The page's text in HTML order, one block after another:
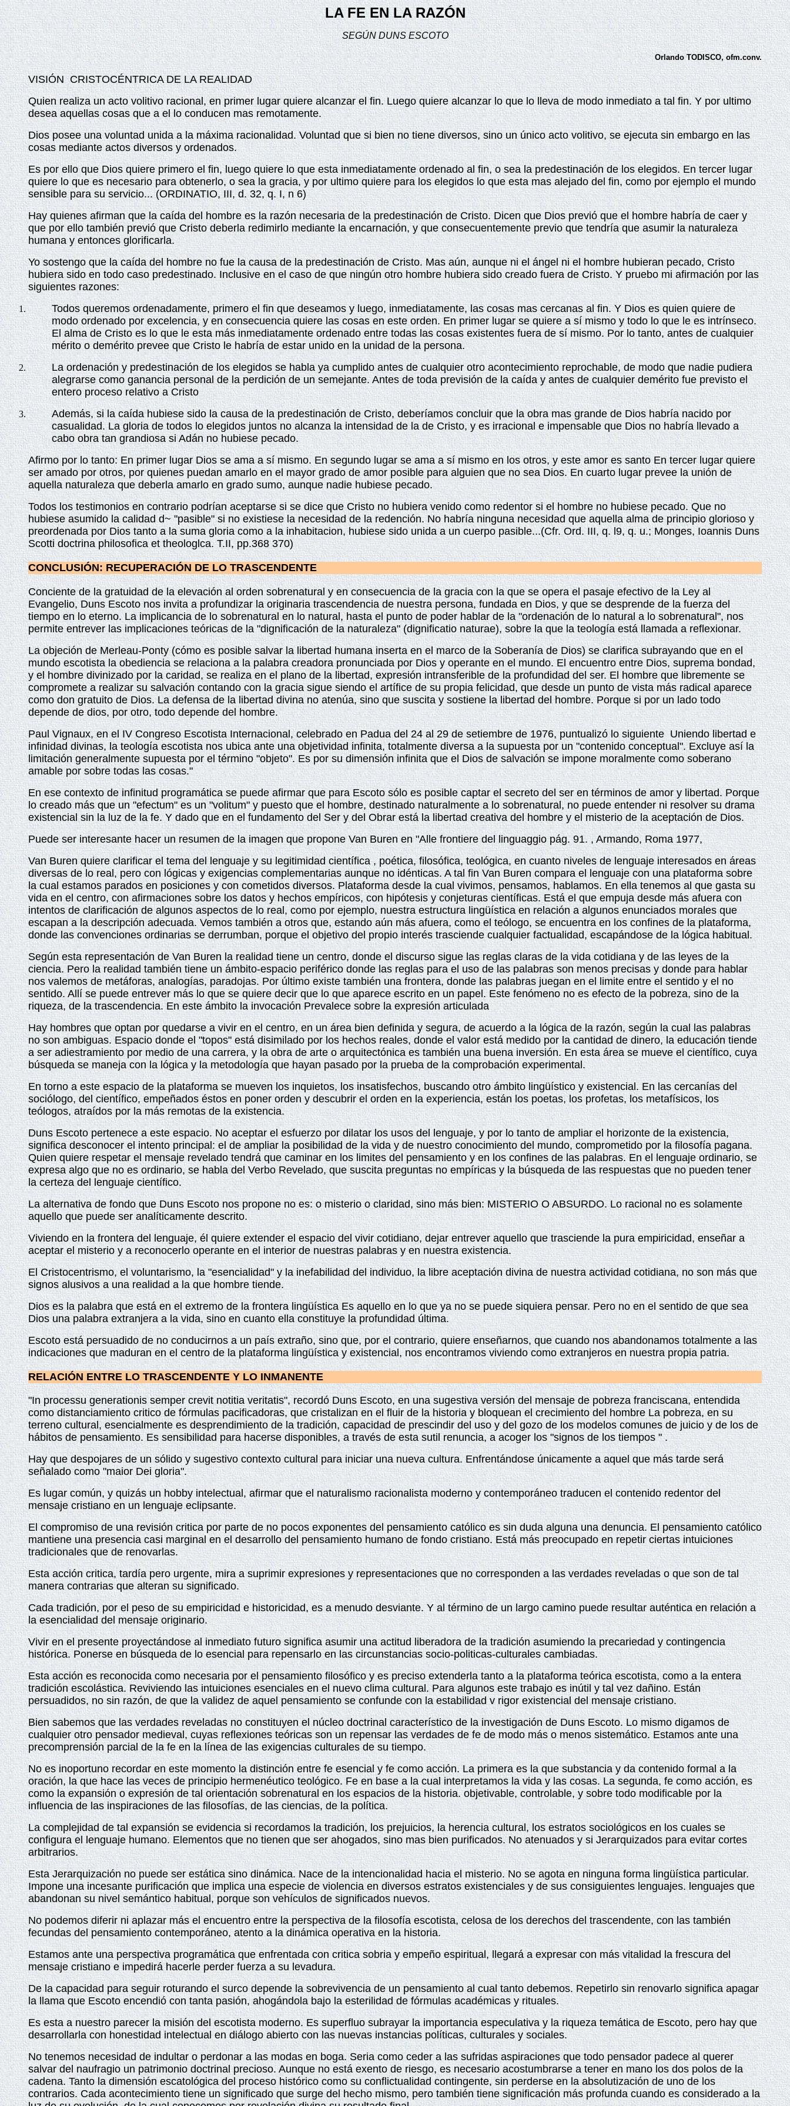
LA FE EN LA RAZÓN
SEGÚN DUNS ESCOTO
Orlando TODISCO, ofm.conv.
VISIÓN CRISTOCÉNTRICA DE LA REALIDAD
Quien realiza un acto volitivo racional, en primer lugar quiere alcanzar el fin. Luego quiere alcanzar lo que lo lleva de modo inmediato a tal fin. Y por ultimo
desea aquellas cosas que a el lo conducen mas remotamente.
Dios posee una voluntad unida a la máxima racionalidad. Voluntad que si bien no tiene diversos, sino un único acto volitivo, se ejecuta sin embargo en las
cosas mediante actos diversos y ordenados.
Es por ello que Dios quiere primero el fin, luego quiere lo que esta inmediatamente ordenado al fin, o sea la predestinación de los elegidos. En tercer lugar
quiere lo que es necesario para obtenerlo, o sea la gracia, y por ultimo quiere para los elegidos lo que esta mas alejado del fin, como por ejemplo el mundo
sensible para su servicio... (ORDINATIO, III, d. 32, q. I, n 6)
Hay quienes afirman que la caída del hombre es la razón necesaria de la predestinación de Cristo. Dicen que Dios previó que el hombre habría de caer y
que por ello también previó que Cristo deberla redimirlo mediante la encarnación, y que consecuentemente previo que tendría que asumir la naturaleza
humana y entonces glorificarla.
Yo sostengo que la caída del hombre no fue la causa de la predestinación de Cristo. Mas aún, aunque ni el ángel ni el hombre hubieran pecado, Cristo
hubiera sido en todo caso predestinado. Inclusive en el caso de que ningún otro hombre hubiera sido creado fuera de Cristo. Y pruebo mi afirmación por las
siguientes razones:
Todos queremos ordenadamente, primero el fin que deseamos y luego, inmediatamente, las cosas mas cercanas al fin. Y Dios es quien quiere de
modo ordenado por excelencia, y en consecuencia quiere las cosas en este orden. En primer lugar se quiere a sí mismo y todo lo que le es intrínseco.
El alma de Cristo es lo que le esta más inmediatamente ordenado entre todas las cosas existentes fuera de sí mismo. Por lo tanto, antes de cualquier
mérito o demérito prevee que Cristo le habría de estar unido en la unidad de la persona.
La ordenación y predestinación de los elegidos se habla ya cumplido antes de cualquier otro acontecimiento reprochable, de modo que nadie pudiera
alegrarse como ganancia personal de la perdición de un semejante. Antes de toda previsión de la caída y antes de cualquier demérito fue previsto el
entero proceso relativo a Cristo
Además, si la caída hubiese sido la causa de la predestinación de Cristo, deberíamos concluir que la obra mas grande de Dios habría nacido por
casualidad. La gloria de todos lo elegidos juntos no alcanza la intensidad de la de Cristo, y es irracional e impensable que Dios no habría llevado a
cabo obra tan grandiosa si Adán no hubiese pecado.
Afirmo por lo tanto: En primer lugar Dios se ama a sí mismo. En segundo lugar se ama a sí mismo en los otros, y este amor es santo En tercer lugar quiere
ser amado por otros, por quienes puedan amarlo en el mayor grado de amor posible para alguien que no sea Dios. En cuarto lugar prevee la unión de
aquella naturaleza que deberla amarlo en grado sumo, aunque nadie hubiese pecado.
Todos los testimonios en contrario podrían aceptarse si se dice que Cristo no hubiera venido como redentor si el hombre no hubiese pecado. Que no
hubiese asumido la calidad d~ "pasible" si no existiese la necesidad de la redención. No habría ninguna necesidad que aquella alma de principio glorioso y
preordenada por Dios tanto a la suma gloria como a la inhabitacion, hubiese sido unida a un cuerpo pasible...(Cfr. Ord. III, q. l9, q. u.; Monges, Ioannis Duns
Scotti doctrina philosofica et theologlca. T.II, pp.368 370)
CONCLUSIÓN: RECUPERACIÓN DE LO TRASCENDENTE
Conciente de la gratuidad de la elevación al orden sobrenatural y en consecuencia de la gracia con la que se opera el pasaje efectivo de la Ley al
Evangelio, Duns Escoto nos invita a profundizar la originaria trascendencia de nuestra persona, fundada en Dios, y que se desprende de la fuerza del
tiempo en lo eterno. La implicancia de lo sobrenatural en lo natural, hasta el punto de poder hablar de la "ordenación de lo natural a lo sobrenatural", nos
permite entrever las implicaciones teóricas de la "dignificación de la naturaleza" (dignificatio naturae), sobre la que la teología está llamada a reflexionar.
La objeción de Merleau‑Ponty (cómo es posible salvar la libertad humana inserta en el marco de la Soberanía de Dios) se clarifica subrayando que en el
mundo escotista la obediencia se relaciona a la palabra creadora pronunciada por Dios y operante en el mundo. El encuentro entre Dios, suprema bondad,
y el hombre divinizado por la caridad, se realiza en el plano de la libertad, expresión intransferible de la profundidad del ser. El hombre que libremente se
compromete a realizar su salvación contando con la gracia sigue siendo el artífice de su propia felicidad, que desde un punto de vista más radical aparece
como don gratuito de Dios. La defensa de la libertad divina no atenúa, sino que suscita y sostiene la libertad del hombre. Porque si por un lado todo
depende de dios, por otro, todo depende del hombre.
Paul Vignaux, en el IV Congreso Escotista Internacional, celebrado en Padua del 24 al 29 de setiembre de 1976, puntualizó lo siguiente Uniendo libertad e
infinidad divinas, la teología escotista nos ubica ante una objetividad infinita, totalmente diversa a la supuesta por un "contenido conceptual". Excluye así la
limitación generalmente supuesta por el término "objeto". Es por su dimensión infinita que el Dios de salvación se impone moralmente como soberano
amable por sobre todas las cosas."
En ese contexto de infinitud programática se puede afirmar que para Escoto sólo es posible captar el secreto del ser en términos de amor y libertad. Porque
lo creado más que un "efectum" es un "volitum" y puesto que el hombre, destinado naturalmente a lo sobrenatural, no puede entender ni resolver su drama
existencial sin la luz de la fe. Y dado que en el fundamento del Ser y del Obrar está la libertad creativa del hombre y el misterio de la aceptación de Dios.
Puede ser interesante hacer un resumen de la imagen que propone Van Buren en "Alle frontiere del linguaggio pág. 91. , Armando, Roma 1977,
Van Buren quiere clarificar el tema del lenguaje y su legitimidad científica , poética, filosófica, teológica, en cuanto niveles de lenguaje interesados en áreas
diversas de lo real, pero con lógicas y exigencias complementarias aunque no idénticas. A tal fin Van Buren compara el lenguaje con una plataforma sobre
la cual estamos parados en posiciones y con cometidos diversos. Plataformadesdela cual vivimos, pensamos, hablamos. En ella tenemos al que gasta su
vida en el centro, con afirmaciones sobre los datos y hechos empíricos, con hipótesis y conjeturas científicas. Está el que empuja desde más afuera con
intentos de clarificación de algunos aspectos de lo real, como por ejemplo, nuestra estructura lingüística en relación a algunos enunciados morales que
escapan a la descripción adecuada. Vemos también a otros que, estando aún más afuera, como el teólogo, se encuentra en los confines de la plataforma,
donde las convenciones ordinarias se derrumban, porque el objetivo del propio interés trasciende cualquier factualidad, escapándose de la lógica habitual.
Según esta representación de Van Buren la realidad tiene un centro, donde el discurso sigue las reglas claras de la vida cotidiana y de las leyes de la
ciencia. Pero la realidad también tiene un ámbito-espacio periférico donde las reglas para el uso de las palabras son menos precisas y donde para hablar
nos valemos de metáforas, analogías, paradojas. Por último existe también una frontera, donde las palabras juegan en el limite entre el sentido y el no
sentido. Allí se puede entrever más lo que se quiere decir que lo que aparece escrito en un papel. Este fenómeno no es efecto de la pobreza, sino de la
riqueza, de la trascendencia. En este ámbito la invocación Prevalece sobre la expresión articulada
Hay hombres que optan por quedarse a vivir en el centro, en un área bien definida y segura, de acuerdo a la lógica de la razón, según la cual las palabras
no son ambiguas. Espacio donde el "topos" está disimilado por los hechos reales, donde el valor está medido por la cantidad de dinero, la educación tiende
a ser adiestramiento por medio de una carrera, y la obra de arte o arquitectónica es también una buena inversión. En esta área se mueve el científico, cuya
búsqueda se maneja con la lógica y la metodología que hayan pasado por la prueba de la comprobación experimental.
En torno a este espacio de la plataforma se mueven los inquietos, los insatisfechos, buscando otro ámbito lingüístico y existencial. En las cercanías del
sociólogo, del científico, empeñados éstos en poner orden y descubrir el orden en la experiencia, están los poetas, los profetas, los metafísicos, los
teólogos, atraídos por la más remotas de la existencia.
Duns Escoto pertenece a este espacio. No aceptar el esfuerzo por dilatar los usos del lenguaje, y por lo tanto de ampliar el horizonte de la existencia,
significa desconocer el intento principal: el de ampliar la posibilidad de la vida y de nuestro conocimiento del mundo, comprometido por la filosofía pagana.
Quien quiere respetar el mensaje revelado tendrá que caminar en los limites del pensamiento y en los confines de las palabras. En el lenguaje ordinario, se
expresa algo que no es ordinario, se habla del Verbo Revelado, que suscita preguntas no empíricas y la búsqueda de las respuestas que no pueden tener
la certeza del lenguaje científico.
La alternativa de fondo que Duns Escoto nos propone no es: o misterio o claridad, sino más bien: MISTERIO O ABSURDO. Lo racional no es solamente
aquello que puede ser analíticamente descrito.
Viviendo en la frontera del lenguaje, él quiere extender el espacio del vivir cotidiano, dejar entrever aquello que trasciende la pura empiricidad, enseñar a
aceptar el misterio y a reconocerlo operante en el interior de nuestras palabras y en nuestra existencia.
El Cristocentrismo, el voluntarismo, la "esencialidad" y la inefabilidad del individuo, la libre aceptación divina de nuestra actividad cotidiana, no son más que
signos alusivos a una realidad a la que hombre tiende.
Dios es la palabra que está en el extremo de la frontera lingüística Es aquello en lo que ya no se puede siquiera pensar. Pero no en el sentido de que sea
Dios una palabra extranjera a la vida, sino encuanto ella constituye la profundidad última.
Escoto está persuadido de no conducirnos a un país extraño, sino que, por el contrario, quiere enseñarnos, que cuando nos abandonamos totalmente a las
indicaciones que maduran en el centro de la plataforma lingüística y existencial, nos encontramos viviendo como extranjeros en nuestra propia patria.
RELACIÓN ENTRE LO TRASCENDENTE Y LO INMANENTE
"In processu generationis semper crevit notitia veritatis", recordó Duns Escoto, en una sugestiva versión del mensaje de pobreza franciscana, entendida
como distanciamiento critico de fórmulas pacificadoras, que cristalizan en el fluir de la historia y bloquean el crecimiento del hombre La pobreza, en su
terreno cultural, esencialmente es desprendimiento de la tradición, capacidad de prescindir del uso y del gozo de los modelos comunes de juicio y de los de
hábitos de pensamiento. Es sensibilidad para hacerse disponibles, a través de esta sutil renuncia, a acoger los "signos de los tiempos " .
Hay que despojares de un sólido y sugestivo contexto cultural para iniciar una nueva cultura. Enfrentándose únicamente a aquel que más tarde será
señalado como "maior Dei gloria".
Es lugar común, y quizás un hobby intelectual, afirmar que el naturalismo racionalista moderno y contemporáneo traducen el contenido redentor del
mensaje cristiano en un lenguaje eclipsante.
El compromiso de una revisión critica por parte de no pocos exponentes del pensamiento católico es sin duda alguna una denuncia. El pensamiento católico
mantiene una presencia casi marginal en el desarrollo del pensamiento humano de fondo cristiano. Está más preocupado en repetir ciertas intuiciones
tradicionales que de renovarlas.
Esta acción critica, tardía pero urgente, mira a suprimir expresiones y representaciones que no corresponden a las verdades reveladas o que son de tal
manera contrarias que alteran su significado.
Cada tradición, por el peso de su empiricidad e historicidad, es a menudo desviante. Y al término de un largo camino puede resultar auténtica en relación a
la esencialidad del mensaje originario.
Vivir en el presente proyectándose al inmediato futuro significa asumir una actitud liberadora de la tradición asumiendo la precariedad y contingencia
histórica. Ponerse en búsqueda de lo esencial para repensarlo en las circunstancias socio‑politicas‑culturales cambiadas.
Esta acción es reconocida como necesaria por el pensamiento filosófico y es preciso extenderla tanto a la plataforma teórica escotista, como a la entera
tradición escolástica. Reviviendo las intuiciones esenciales en el nuevo clima cultural. Para algunos este trabajo es inútil y tal vez dañino. Están
persuadidos, no sin razón, de que la validez de aquel pensamiento se confunde con la estabilidad v rigor existencial del mensaje cristiano.
Bien sabemos que las verdades reveladas no constituyen el núcleo doctrinal característico de la investigación de Duns Escoto. Lo mismo digamos de
cualquier otro pensador medieval, cuyas reflexiones teóricas son un repensar las verdades de fe de modo más o menos sistemático. Estamos ante una
precomprensión parcial de la fe en la línea de las exigencias culturales de su tiempo.
No es inoportuno recordar en este momento la distinción entre fe esencial y fe como acción. La primera es la que substancia y da contenido formal a la
oración, la que hace las veces de principio hermenéutico teológico. Fe en base a la cual interpretamos la vida y las cosas. La segunda, fe como acción, es
como la expansión o expresión de tal orientación sobrenatural en los espacios de la historia. objetivable, controlable, y sobre todo modificable por la
influencia de las inspiraciones de las filosofías, de las ciencias, de la política.
La complejidad de tal expansión se evidencia si recordamos la tradición, los prejuicios, la herencia cultural, los estratos sociológicos en los cuales se
configura el lenguaje humano. Elementos que no tienen que ser ahogados, sino mas bien purificados. No atenuados y si Jerarquizados para evitar cortes
arbitrarios.
Esta Jerarquización no puede ser estática sino dinámica. Nace de la intencionalidad hacia el misterio. No se agota en ninguna forma lingüística particular.
Impone una incesante purificación que implica una especie de violencia en diversos estratos existenciales y de sus consiguientes lenguajes. lenguajes que
abandonan su nivel semántico habitual, porque son vehículos de significados nuevos.
No podemos diferir ni aplazar más el encuentro entre la perspectiva de la filosofía escotista, celosa de los derechos del trascendente, con las también
fecundas del pensamiento contemporáneo, atento a la dinámica operativa en la historia.
Estamos ante una perspectiva programática que enfrentada con critica sobria y empeño espiritual, llegará a expresar con más vitalidad la frescura del
mensaje cristiano e impedirá hacerle perder fuerza a su levadura.
De la capacidad para seguir roturando el surco depende la sobrevivencia de un pensamiento al cual tanto debemos. Repetirlo sin renovarlo significa apagar
la llama que Escoto encendió con tanta pasión, ahogándola bajo la esterilidad de fórmulas académicas y rituales.
Es esta a nuestro parecer la misión del escotista moderno. Es superfluo subrayar la importancia especulativa y la riqueza temática de Escoto, pero hay que
desarrollarla con honestidad intelectual en diálogo abierto con las nuevas instancias políticas, culturales y sociales.
No tenemos necesidad de indultar o perdonar a las modas en boga. Seria como ceder a las sufridas aspiraciones que todo pensador padece al querer
salvar del naufragio un patrimonio doctrinal precioso. Aunque no está exento de riesgo, es necesario acostumbrarse a tener en mano los dos polos de la
cadena. Tanto la dimensión escatológica del proceso histórico como su conflictualidad contingente, sin perderse en la absolutización de uno de los
contrarios. Cada acontecimiento tiene un significado que surge del hecho mismo, pero también tiene significación más profunda cuando es considerado a la